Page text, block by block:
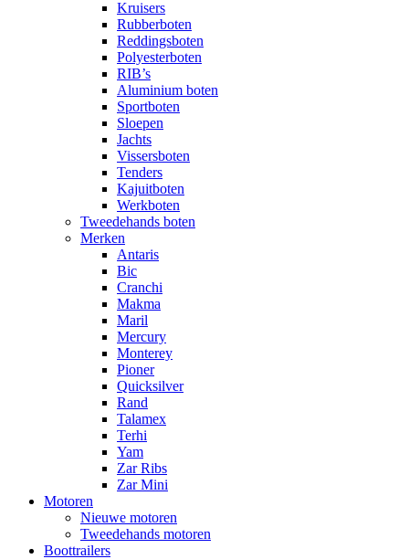
Kruisers
Rubberboten
Reddingsboten
Polyesterboten
RIB’s
Aluminium boten
Sportboten
Sloepen
Jachts
Vissersboten
Tenders
Kajuitboten
Werkboten
Tweedehands boten
Merken
Antaris
Bic
Cranchi
Makma
Maril
Mercury
Monterey
Pioner
Quicksilver
Rand
Talamex
Terhi
Yam
Zar Ribs
Zar Mini
Motoren
Nieuwe motoren
Tweedehands motoren
Boottrailers